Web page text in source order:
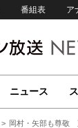
番組表 ア
ニュース
岡村・矢部も尊敬